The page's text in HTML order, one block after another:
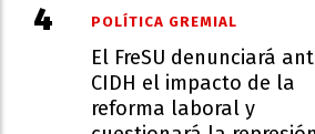
El FreSU denunciará
CIDH el impacto de la
reforma laboral y
POLÍTICA GREMIAL